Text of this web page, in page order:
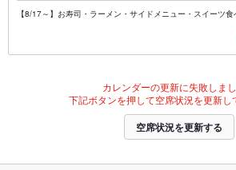
【8/17～】お寿司・ラーメン・サイドメニュー・スイーツ食
カレンダーの更新に失敗しまし
下記ボタンを押して空席状況を更新し
空席状況を更新する